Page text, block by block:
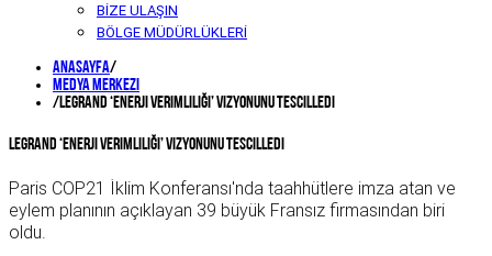
BİZE ULAŞIN
BÖLGE MÜDÜRLÜKLERİ
Anasayfa/
Medya Merkezi
/Legrand ‘Enerji Verimliliği’ Vizyonunu Tescilledi
Legrand ‘Enerji Verimliliği’ Vizyonunu Tescilledi
Paris COP21 İklim Konferansı'nda taahhütlere imza atan ve
eylem planının açıklayan 39 büyük Fransız firmasından biri
oldu.